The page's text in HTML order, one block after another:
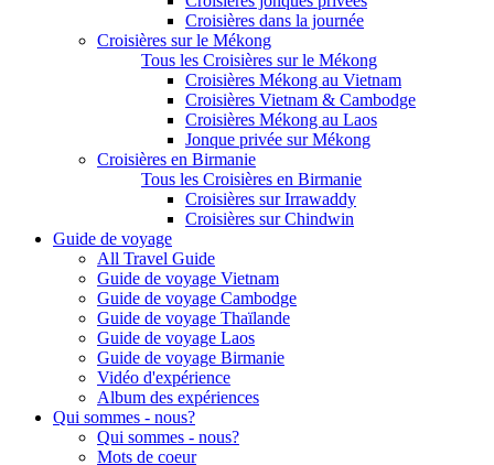
Croisières dans la journée
Croisières sur le Mékong
Tous les Croisières sur le Mékong
Croisières Mékong au Vietnam
Croisières Vietnam & Cambodge
Croisières Mékong au Laos
Jonque privée sur Mékong
Croisières en Birmanie
Tous les Croisières en Birmanie
Croisières sur Irrawaddy
Croisières sur Chindwin
Guide de voyage
All Travel Guide
Guide de voyage Vietnam
Guide de voyage Cambodge
Guide de voyage Thaïlande
Guide de voyage Laos
Guide de voyage Birmanie
Vidéo d'expérience
Album des expériences
Qui sommes - nous?
Qui sommes - nous?
Mots de coeur